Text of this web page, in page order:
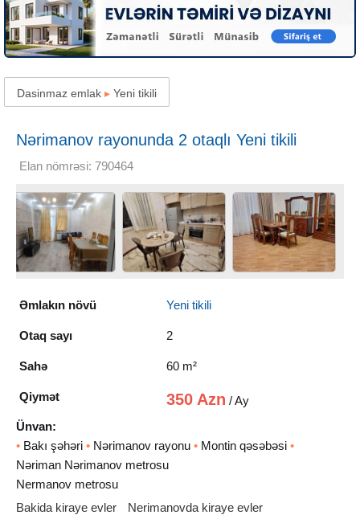
Dasinmaz emlak ▸ Yeni tikili
Nərimanov rayonunda 2 otaqlı Yeni tikili
Kirayə verilir, 60 m²
Elan nömrəsi: 790464
Əmlakın növü Yeni tikili
Otaq sayı 2
Sahə 60 m²
Qiymət 350 Azn / Ay
Ünvan:
• Bakı şəhəri • Nərimanov rayonu • Montin qəsəbəsi •
Nəriman Nərimanov metrosu
Nermanov metrosu
Bakida kiraye evler
Nerimanovda kiraye evler